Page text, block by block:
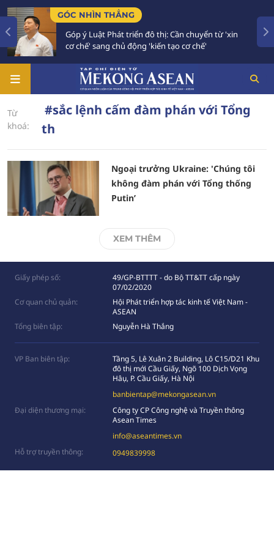
GÓC NHÌN THẲNG
Góp ý Luật Phát triển đô thị: Cần chuyển từ 'xin
cơ chế' sang chủ động 'kiến tạo cơ chế'
Từ
khoá:
#sắc lệnh cấm đàm phán với Tổng
th
Ngoại trưởng Ukraine: 'Chúng tôi
không đàm phán với Tổng thống
Putin’
XEM THÊM
Giấy phép số:
49/GP-BTTTT - do Bộ TT&TT cấp ngày
07/02/2020
Cơ quan chủ quản:
Hội Phát triển hợp tác kinh tế Việt Nam -
ASEAN
Tổng biên tập:
Nguyễn Hà Thắng
VP Ban biên tập:
Tầng 5, Lê Xuân 2 Building, Lô C15/D21 Khu
đô thị mới Cầu Giấy, Ngõ 100 Dịch Vọng
Hâụ, P. Cầu Giấy, Hà Nội
banbientap@mekongasean.vn
Đại diện thương mại:
Công ty CP Công nghệ và Truyền thông
Asean Times
info@aseantimes.vn
Hỗ trợ truyền thông:
0949839998